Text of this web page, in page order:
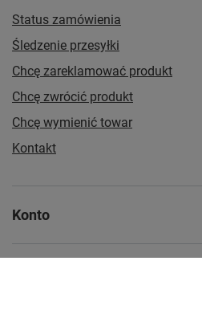
Status zamówienia
Śledzenie przesyłki
Chcę zareklamować produkt
Chcę zwrócić produkt
Chcę wymienić towar
Kontakt
Konto